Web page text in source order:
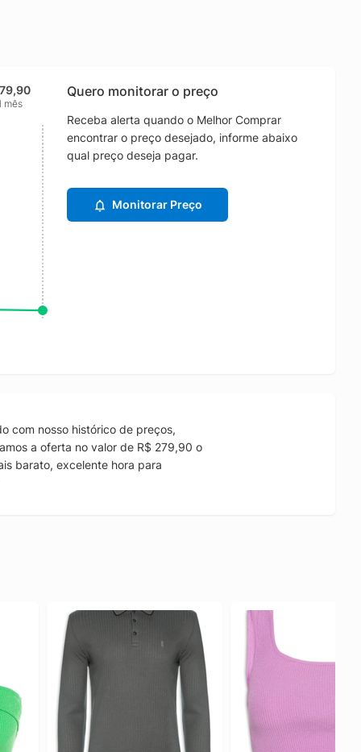
mês
Quero monitorar o preço
Receba alerta quando o Melhor Comprar
encontrar o preço desejado, informe abaixo
qual preço deseja pagar.
Monitorar Preço
com nosso histórico de preços,
a oferta no valor de R$ 279,90 o
barato, excelente hora para